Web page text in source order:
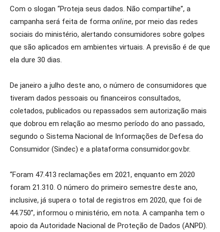
Com o slogan “Proteja seus dados. Não compartilhe”, a
campanha será feita de forma online, por meio das redes
sociais do ministério, alertando consumidores sobre golpes
que são aplicados em ambientes virtuais. A previsão é de que
ela dure 30 dias.
De janeiro a julho deste ano, o número de consumidores que
tiveram dados pessoais ou financeiros consultados,
coletados, publicados ou repassados sem autorização mais
que dobrou em relação ao mesmo período do ano passado,
segundo o Sistema Nacional de Informações de Defesa do
Consumidor (Sindec) e a plataforma consumidor.gov.br.
“Foram 47.413 reclamações em 2021, enquanto em 2020
foram 21.310. O número do primeiro semestre deste ano,
inclusive, já supera o total de registros em 2020, que foi de
44.750”, informou o ministério, em nota. A campanha tem o
apoio da Autoridade Nacional de Proteção de Dados (ANPD).